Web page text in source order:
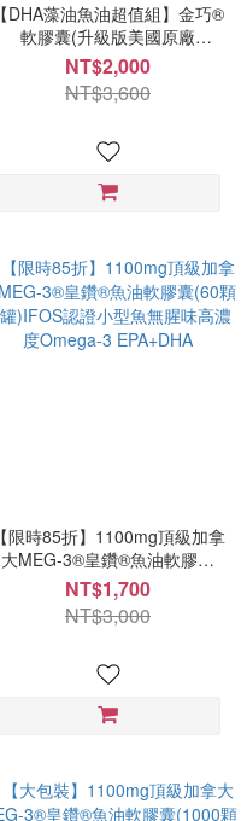
【DHA藻油魚油超值組】金巧®
軟膠囊(升級版美國原廠
Omega-3素魚油DHA+以色列
磷脂絲胺酸PS)(60顆*1罐)+頂
級加拿大MEG-3®皇鑽®魚油
(60顆*1罐)
NT$2,000
NT$3,600
【限時85折】1100mg頂級加拿
大MEG-3®皇鑽®魚油軟膠囊
(60顆*2罐)IFOS認證小型魚無
腥味高濃度Omega-3
EPA+DHA
NT$1,700
NT$3,000